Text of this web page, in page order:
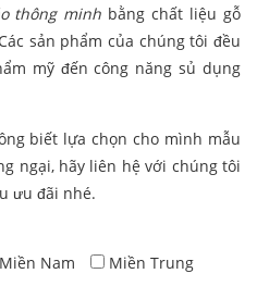
thông minh bằng chất liệu gỗ
sản phẩm của chúng tôi đều
mỹ đến công năng sủ dụng
biết lựa chọn cho mình mẫu
ngại, hãy liên hệ với chúng tôi
ưu đãi nhé.
Miền Nam Miền Trung